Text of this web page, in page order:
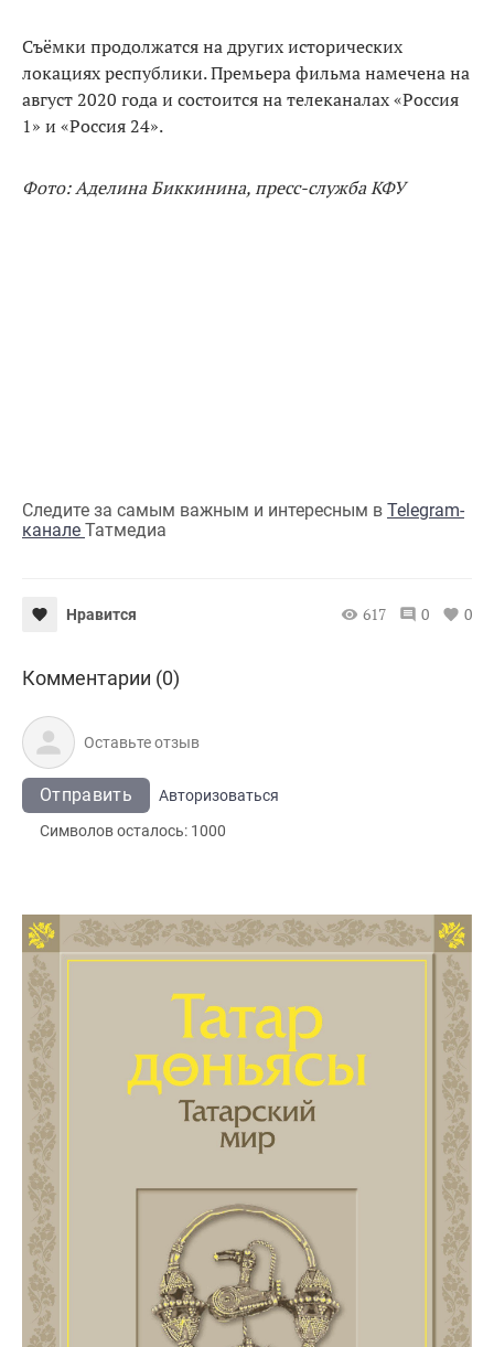
Съёмки продолжатся на других исторических
локациях республики. Премьера фильма намечена на
август 2020 года и состоится на телеканалах «Россия
1» и «Россия 24».
Фото: Аделина Биккинина, пресс-служба КФУ
Следите за самым важным и интересным в Telegram-
канале Татмедиа
Нравится 617 0 0
Комментарии (0)
Отправить
Авторизоваться
Символов осталось: 1000